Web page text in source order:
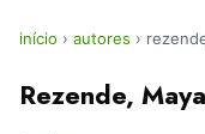
início › autores ›
Rezende,